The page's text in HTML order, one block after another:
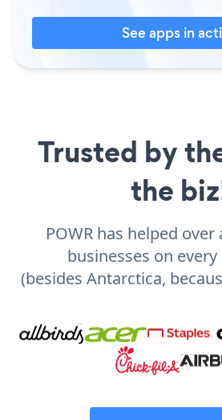
See apps in
Trusted by
the
POWR has helped
businesses on
(besides Antarctica,